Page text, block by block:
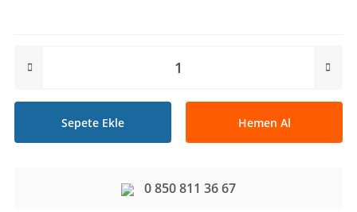
Sepete Ekle Hemen Al
0 850 811 36 67